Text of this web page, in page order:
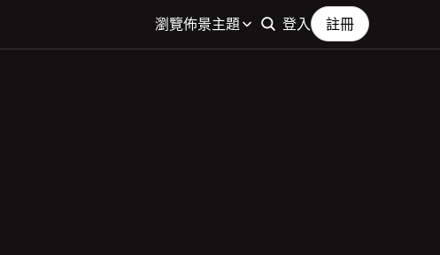
瀏覽佈景主題 登入 註冊